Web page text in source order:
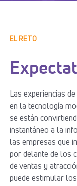
EL RETO
Las experiencias
en la tecnología
se están
instantáneo a la
las empresas que
por delante de los
de ventas y
puede estimular